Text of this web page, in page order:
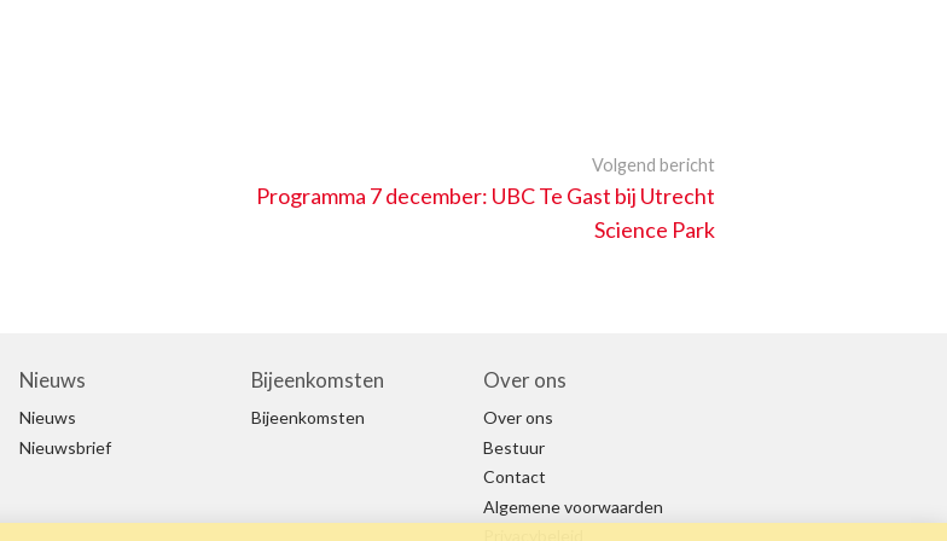
Volgend bericht
Programma 7 december: UBC Te Gast bij Utrecht
Science Park
Nieuws
Nieuws
Nieuwsbrief
Bijeenkomsten
Bijeenkomsten
Over ons
Over ons
Bestuur
Contact
Algemene voorwaarden